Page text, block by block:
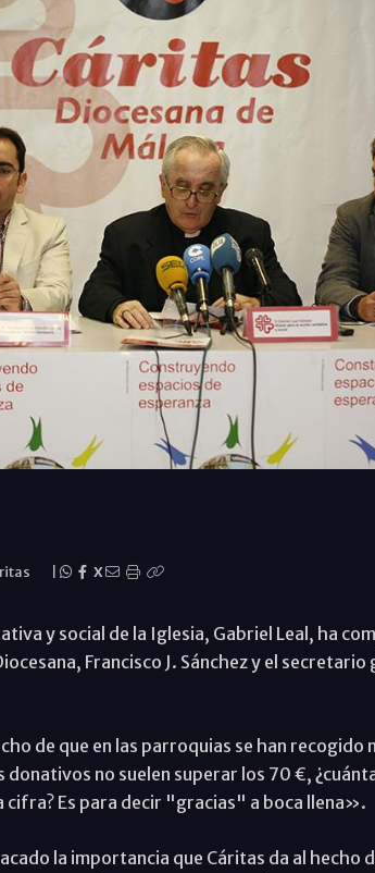
X
y social de la Iglesia, Gabriel Leal, ha
Francisco J. Sánchez y el
de que en las parroquias se han
no suelen superar los 70 €,
cifra? Es para decir "gracias" a boca llena».
la importancia que Cáritas da al hecho